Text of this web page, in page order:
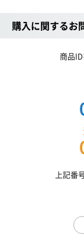
購入に関するお
商品
上記番